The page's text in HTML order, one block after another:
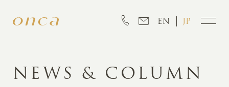
EN JP
INFORMATION
NEWS & COLUMN